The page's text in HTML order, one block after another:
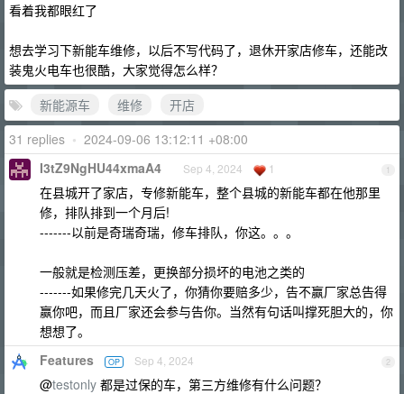
看着我都眼红了
想去学习下新能车维修，以后不写代码了，退休开家店修车，还能改
装鬼火电车也很酷，大家觉得怎么样？
新能源车
维修
开店
31 replies • 2024-09-06 13:12:11 +08:00
1
I3tZ9NgHU44xmaA4 Sep 4, 2024 1
在县城开了家店，专修新能车，整个县城的新能车都在他那里
修，排队排到一个月后!
-------以前是奇瑞奇瑞，修车排队，你这。。。
一般就是检测压差，更换部分损坏的电池之类的
-------如果修完几天火了，你猜你要赔多少，告不赢厂家总告得
赢你吧，而且厂家还会参与告你。当然有句话叫撑死胆大的，你
想想了。
2
Features OP Sep 4, 2024
@testonly 都是过保的车，第三方维修有什么问题？